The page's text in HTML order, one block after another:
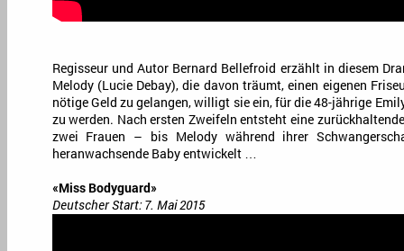
Regisseur und Autor Bernard Bellefroid erzählt in diesem
Melody (Lucie Debay), die davon träumt, einen eigenen
nötige Geld zu gelangen, willigt sie ein, für die 48-jährige
zu werden. Nach ersten Zweifeln entsteht eine
zwei Frauen – bis Melody während ihrer
heranwachsende Baby entwickelt …
«Miss Bodyguard»
Deutscher Start: 7. Mai 2015